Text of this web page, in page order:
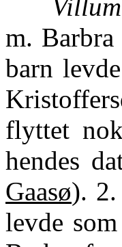
m.
barn
flyttet
hendes
Gaasø).
levde